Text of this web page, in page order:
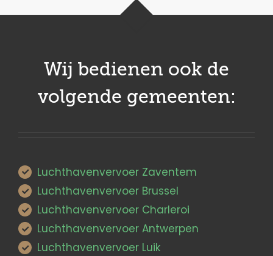
Wij bedienen ook de
volgende gemeenten:
Luchthavenvervoer Zaventem
Luchthavenvervoer Brussel
Luchthavenvervoer Charleroi
Luchthavenvervoer Antwerpen
Luchthavenvervoer Luik